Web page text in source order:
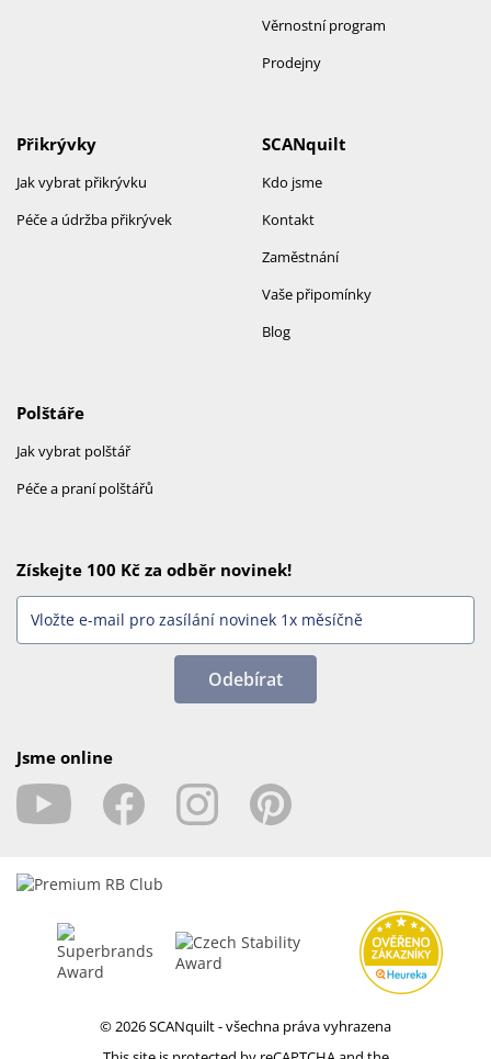
Věrnostní program
Prodejny
SCANquilt
Kdo jsme
Kontakt
Zaměstnání
Vaše připomínky
Blog
Přikrývky
Jak vybrat přikrývku
Péče a údržba přikrývek
Polštáře
Jak vybrat polštář
Péče a praní polštářů
Získejte 100 Kč za odběr novinek!
Odebírat
Jsme online
© 2026 SCANquilt - všechna práva vyhrazena